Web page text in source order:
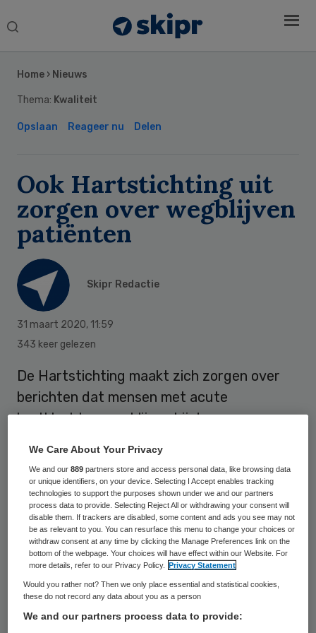
Search
Home › Nieuws
Thema: Kwaliteit
Opslaan Reageer nu Delen
Ook Hartstichting uit
zorgen over wegblijven
patiënten
Skipr Redactie
31 maart 2020, 11:59
343 keer gelezen
De Hartstichting maakt zich zorgen over
berichten dat mensen met acute
hartklachten wegblijven bij de
besmetting met het coronavirus na opname
in een ziekenhuis.
“Als iemand klachten heeft en zich zorgen
maakt over het hart, dan adviseren we
dringend om de dokter of 112 te alarmeren”,
aldus een woordvoerster van de stichting.
Ze voegt eraan toe dat de Hartstichting
Sidebar
We Care About Your Privacy
We and our889 partners store and access personal data, like browsing data
or unique identifiers, on your device. Selecting I Accept enables tracking
technologies to support the purposes shown under we and our partners
process data to provide. Selecting Reject All or withdrawing your consent will
disable them. If trackers are disabled, some content and ads you see may not
be as relevant to you. You can resurface this menu to change your choices or
withdraw consent at any time by clicking the Manage Preferences link on the
bottom of the webpage. Your choices will have effect within our Website. For
more details, refer to our Privacy Policy.
Privacy Statement
Would you rather not? Then we only place essential and statistical cookies,
these do not record any data about you as a person
We and our partners process data to provide: